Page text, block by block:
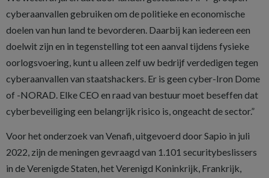
cyberaanvallen gebruiken om de politieke en economische
doelen van hun land te bevorderen. Daarbij kan iedereen een
doelwit zijn en in tegenstelling tot een aanval tijdens fysieke
oorlogsvoering, kunt u alleen zelf uw bedrijf verdedigen tegen
cyberaanvallen van staatshackers. Er is geen cyber-Iron Dome
of -NORAD. Elke CEO en raad van bestuur moet beseffen dat
cyberbeveiliging een belangrijk risico is, ongeacht de sector.”
Voor het onderzoek van Venafi, uitgevoerd door Sapio in juli
2022, zijn de meningen gevraagd van 1.101 securitybeslissers
in de Verenigde Staten, het Verenigd Koninkrijk, Frankrijk,